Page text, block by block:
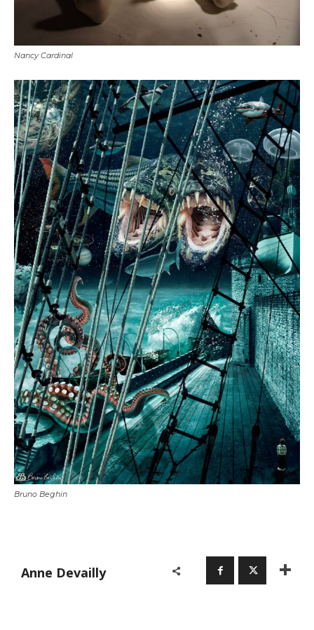
Nancy Cardinal
Bruno Beghin
Anne Devailly